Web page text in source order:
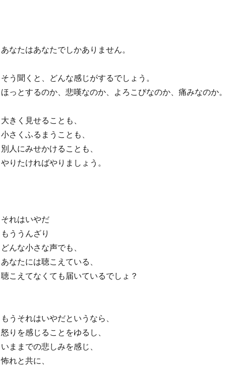
あなたはあなたでしかありません。
そう聞くと、どんな感じがするでしょう。
ほっとするのか、悲嘆なのか、よろこびなのか、痛みなのか。
大きく見せることも、
小さくふるまうことも、
別人にみせかけることも、
やりたければやりましょう。
それはいやだ
もううんざり
どんな小さな声でも、
あなたには聴こえている、
聴こえてなくても届いているでしょ？
もうそれはいやだというなら、
怒りを感じることをゆるし、
いままでの悲しみを感じ、
怖れと共に、